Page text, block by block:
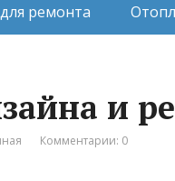
ремонта
и
Комментарии: 0